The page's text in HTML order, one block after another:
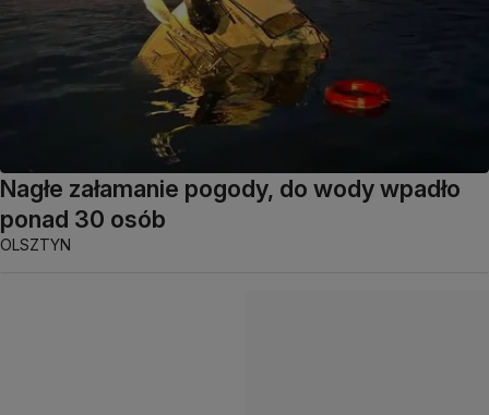
Nagłe załamanie pogody, do wody wpadło
ponad 30 osób
OLSZTYN